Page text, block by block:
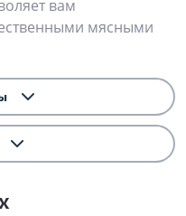
вам
мясными